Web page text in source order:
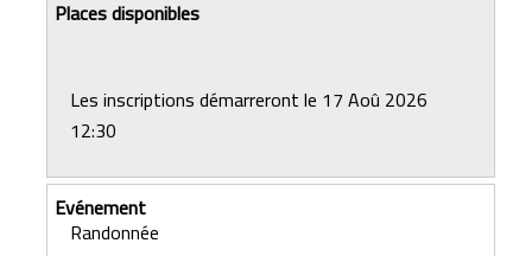
Les inscriptions démarreront le 17 Aoû 2026
12:30
Randonnée